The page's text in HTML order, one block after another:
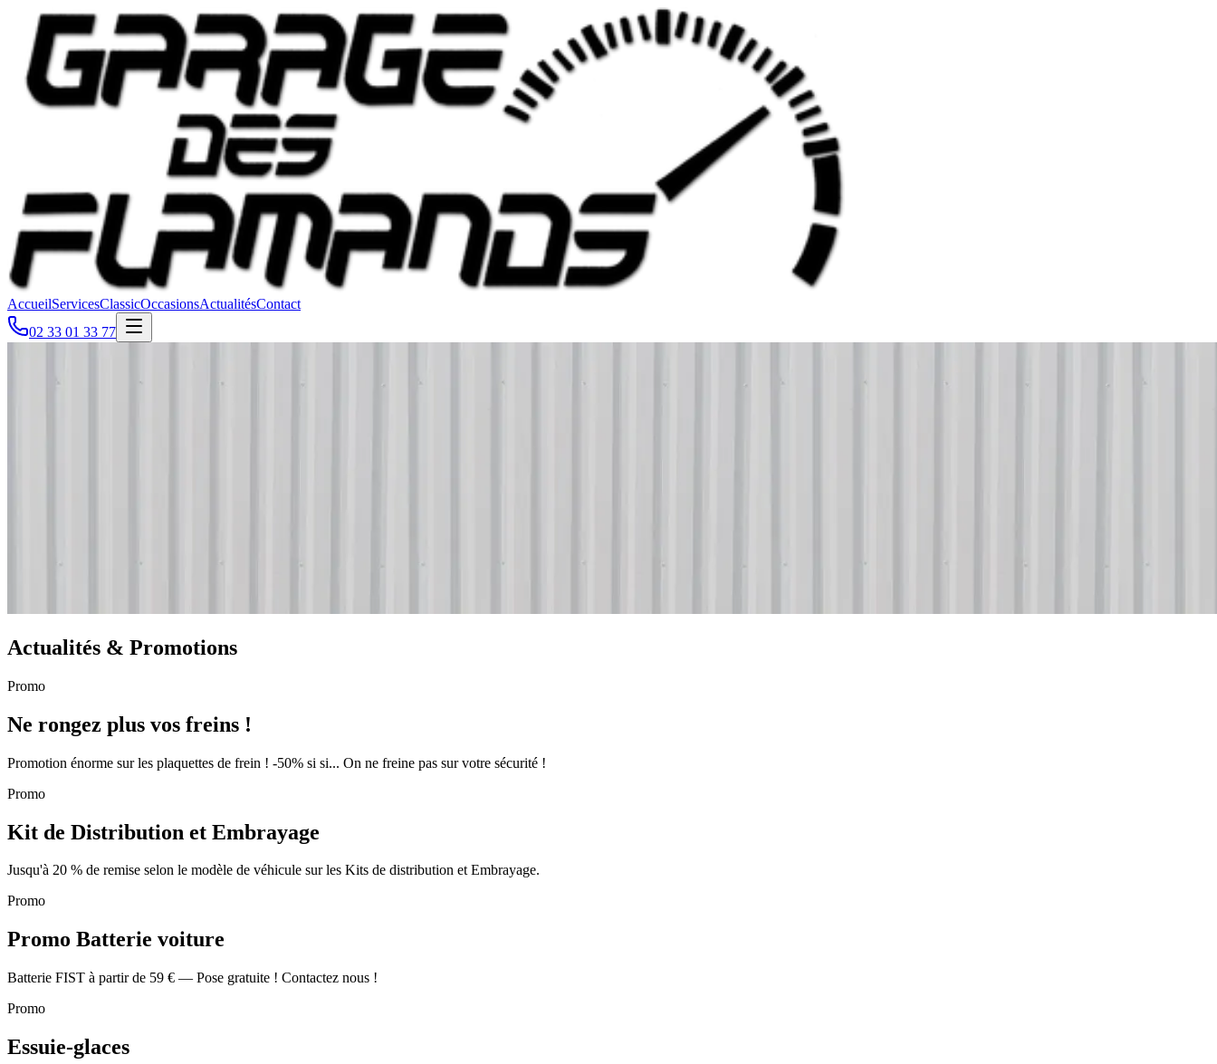
AccueilServicesClassicOccasionsActualitésContact
02 33 01 33 77
Actualités & Promotions
Promo
Ne rongez plus vos freins !
Promotion énorme sur les plaquettes de frein ! -50% si si... On ne freine pas sur votre sécurité !
Promo
Kit de Distribution et Embrayage
Jusqu'à 20 % de remise selon le modèle de véhicule sur les Kits de distribution et Embrayage.
Promo
Promo Batterie voiture
Batterie FIST à partir de 59 € — Pose gratuite ! Contactez nous !
Promo
Essuie-glaces